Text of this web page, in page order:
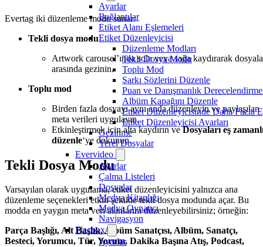
Ayarlar
Bağlantılar
Etiket Alanı Eşlemeleri
Etiket Düzenleyicisi
Düzenleme Modları
Tekli Dosya Modu
Toplu Mod
Şarkı Sözlerini Düzenle
Puan ve Danışmanlık
Albüm Kapağını Düzenle
Etiket Düzenleyicisinde Daha Fazla
Etiket Düzenleyicisi Ayarları
Gezinme
Yerel Dosyalar
Evervideo
Ayarlar
Çalma Listeleri
Dosyalar
Medya Kitaplığı
Medya Oynatıcı
Navigasyon
Flacbox
Ayarlar
Evertag iki düzenleme modu sunar:
Tekli dosya modu
Artwork carousel’ında sola veya sağa kaydırarak
arasında gezinin.
Toplu mod
Birden fazla dosyayı aynı anda düzenleyin ve paylaşılan
meta verileri uygulayın.
Etkinleştirmek için alta kaydırın veDosyaları eş
düzenle‘ye dokunun.
Tekli Dosya Modu
Varsayılan olarak uygulama, etiket düzenleyicisini yalnızca ana
düzenleme seçenekleri etkin şekilde tekli dosya modunda açar. Bu
modda en yaygın meta veri alanlarını düzenleyebilirsiniz; örneğin:
Parça Başlığı, Alt Başlık, Albüm Sanatçısı, Albüm, Sanatçı,
Besteci, Yorumcu, Tür, Yorum, Dakika Başına Atış, Podcast,